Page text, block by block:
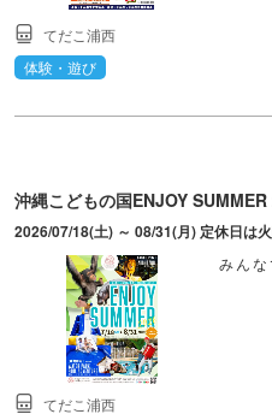
てだこ浦西
体験・遊び
沖縄こどもの国ENJOY
みん
てだこ浦西